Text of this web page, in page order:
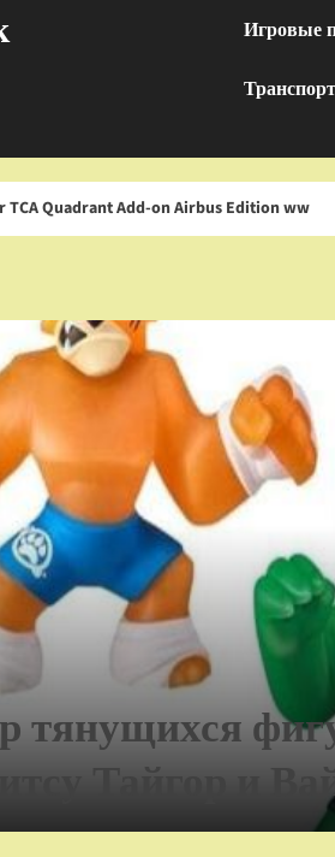
Игровые
Транспорт
Add-on Airbus Edition ww
тянущихся
Тайгор и